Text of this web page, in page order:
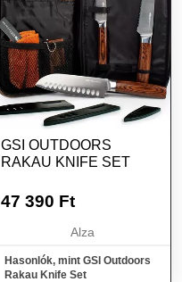
GSI OUTDOORS
RAKAU KNIFE SET
47 390 Ft
Alza
Hasonlók, mint GSI Outdoors
Rakau Knife Set